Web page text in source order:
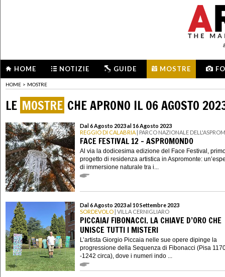
HOME NOTIZIE GUIDE MOSTRE
HOME > MOSTRE
LE MOSTRE CHE APRONO IL 06 AGOSTO
Dal 6 Agosto 2023 al 16 Agosto 2023
REGGIO DI CALABRIA | PARCO NAZIONALE
FACE FESTIVAL 12 - ASPROMONDO
Al via la dodicesima edizione del Face Festival,
progetto di residenza artistica in Aspromonte:
di immersione naturale tra i...
Dal 6 Agosto 2023 al 10 Settembre 2023
SORDEVOLO | VILLA CERNIGLIARO
PICCAIA/ FIBONACCI. LA CHIAVE D’ORO CHE
UNISCE TUTTI I MISTERI
L’artista Giorgio Piccaia nelle sue opere dipinge la
progressione della Sequenza di Fibonacci (Pisa
-1242 circa), dove i numeri indo ...